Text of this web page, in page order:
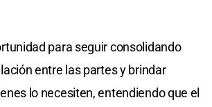
para seguir consolidando
entre las partes y brindar
lo necesiten, entendiendo que el